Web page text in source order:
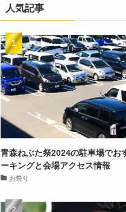
人気記事
青森ねぶた祭2024の駐車場でお
ーキングと会場アクセス情報
お祭り